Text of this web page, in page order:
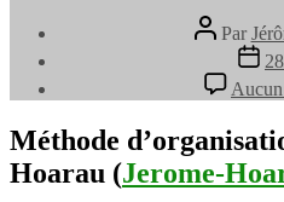
Auteur
de
l’article
Par
Date
Méthode
Hoarau (Jerome-